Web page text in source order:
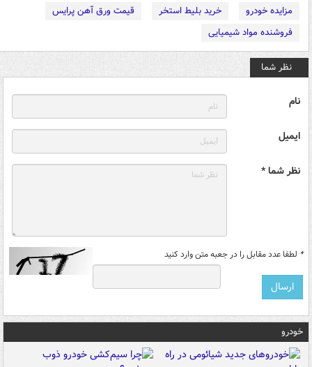
مزایده خودرو
خرید بلیط استخر
قیمت ورق آهن پرایس
فروشنده مواد شیمیایی
نظر شما
نام
ایمیل
نظر شما *
* لطفا عدد مقابل را در جعبه متن وارد کنید
خودرو